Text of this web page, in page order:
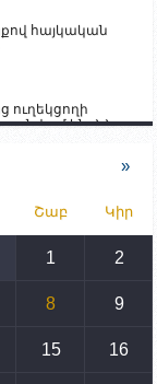
հայկական
ուղեկցողի
են ՀՀ
շահավետ
իսպանացի
»
Շաբ Կիր
1 2
8 9
15 16